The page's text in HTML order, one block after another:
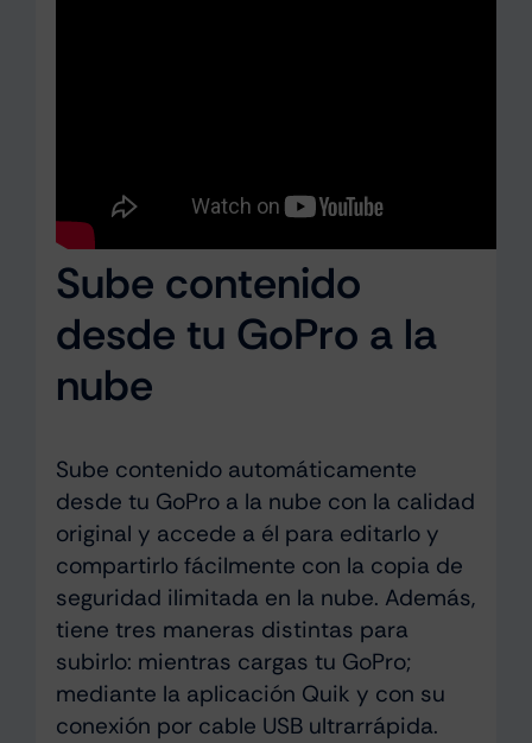
Sube contenido
desde tu GoPro a la
nube
Sube contenido automáticamente
desde tu GoPro a la nube con la calidad
original y accede a él para editarlo y
compartirlo fácilmente con la copia de
seguridad ilimitada en la nube. Además,
tiene tres maneras distintas para
subirlo: mientras cargas tu GoPro;
mediante la aplicación Quik y con su
conexión por cable USB ultrarrápida.